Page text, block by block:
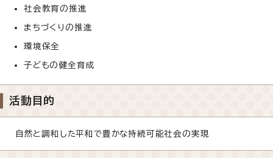
社会教育の推進
まちづくりの推進
環境保全
子どもの健全育成
活動目的
自然と調和した平和で豊かな持続可能社会の実現